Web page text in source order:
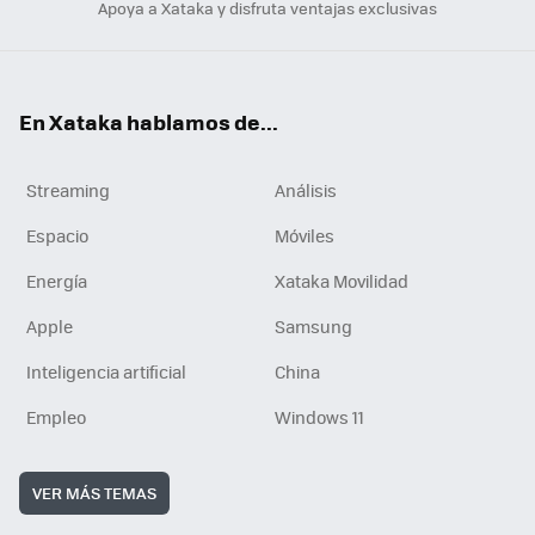
Apoya a Xataka y disfruta ventajas exclusivas
En Xataka hablamos de...
Streaming
Análisis
Espacio
Móviles
Energía
Xataka Movilidad
Apple
Samsung
Inteligencia artificial
China
Empleo
Windows 11
VER MÁS TEMAS